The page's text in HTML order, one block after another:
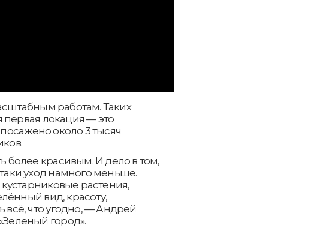
работам. Таких
первая локация — это
около 3 тысяч
более красивым. И дело в том,
уход намного меньше.
растения,
вид, красоту,
что угодно, — Андрей
город».